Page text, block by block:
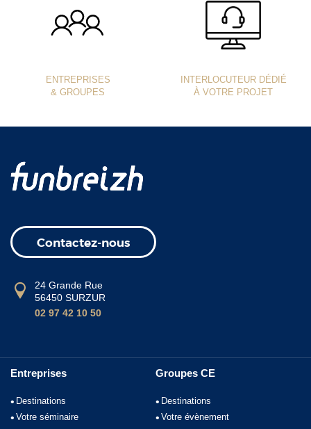
ENTREPRISES
& GROUPES
INTERLOCUTEUR DÉDIÉ
À VOTRE PROJET
Contactez-nous
24 Grande Rue
56450 SURZUR
02 97 42 10 50
Entreprises
Destinations
Votre séminaire
Groupes CE
Destinations
Votre évènement